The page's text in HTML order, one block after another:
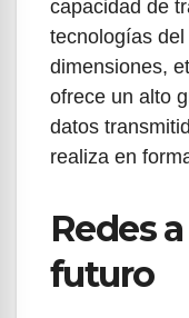
capacidad de
tecnologías
dimensiones,
ofrece un alto
datos
realiza en
Redes
futuro